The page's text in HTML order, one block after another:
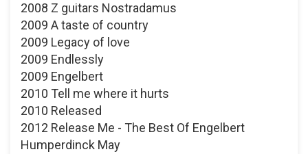
2008 Z guitars Nostradamus
2009 A taste of country
2009 Legacy of love
2009 Endlessly
2009 Engelbert
2010 Tell me where it hurts
2010 Released
2012 Release Me - The Best Of Engelbert
Humperdinck May